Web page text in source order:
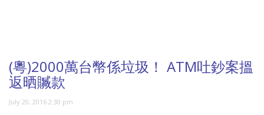
(粵)2000萬台幣係垃圾！ ATM吐鈔案搵
返晒贓款
July 20, 2016 2:30 pm